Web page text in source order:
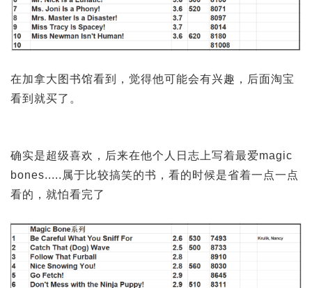
在加拿大图书馆看到，觉得他可能会有兴趣，后面淘宝
看到就买了。
确实是超级喜欢，后来在他个人日志上写着最爱magic
bones.....属于比较搞笑的书，看的时候是省着一点一点
看的，就怕看完了